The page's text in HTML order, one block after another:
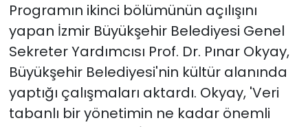
Programın ikinci bölümünün açılışını
yapan İzmir Büyükşehir Belediyesi Genel
Sekreter Yardımcısı Prof. Dr. Pınar Okyay,
Büyükşehir Belediyesi'nin kültür alanında
yaptığı çalışmaları aktardı. Okyay, 'Veri
tabanlı bir yönetimin ne kadar önemli